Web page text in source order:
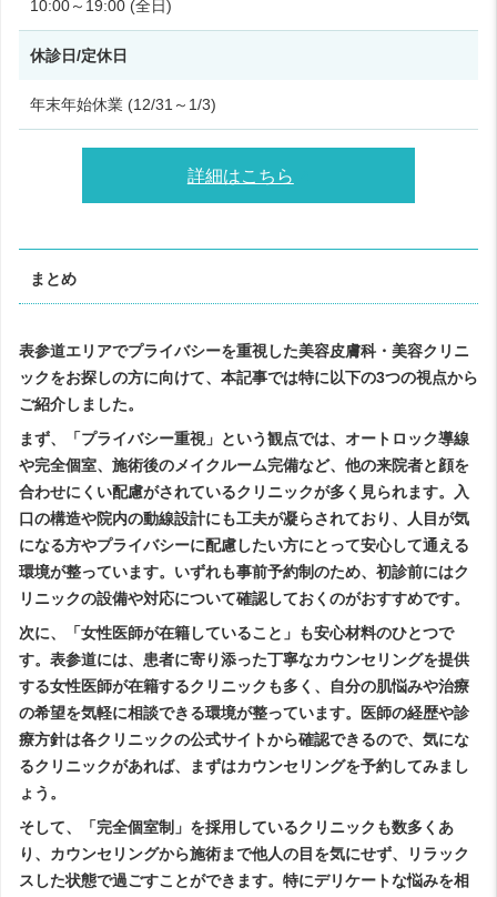
10:00～19:00 (全日)
休診日/定休日
年末年始休業 (12/31～1/3)
詳細はこちら
まとめ
表参道エリアでプライバシーを重視した美容皮膚科・美容クリニ
ックをお探しの方に向けて、本記事では特に以下の3つの視点から
ご紹介しました。
まず、「プライバシー重視」という観点では、オートロック導線
や完全個室、施術後のメイクルーム完備など、他の来院者と顔を
合わせにくい配慮がされているクリニックが多く見られます。入
口の構造や院内の動線設計にも工夫が凝らされており、人目が気
になる方やプライバシーに配慮したい方にとって安心して通える
環境が整っています。いずれも事前予約制のため、初診前にはク
リニックの設備や対応について確認しておくのがおすすめです。
次に、「女性医師が在籍していること」も安心材料のひとつで
す。表参道には、患者に寄り添った丁寧なカウンセリングを提供
する女性医師が在籍するクリニックも多く、自分の肌悩みや治療
の希望を気軽に相談できる環境が整っています。医師の経歴や診
療方針は各クリニックの公式サイトから確認できるので、気にな
るクリニックがあれば、まずはカウンセリングを予約してみまし
ょう。
そして、「完全個室制」を採用しているクリニックも数多くあ
り、カウンセリングから施術まで他人の目を気にせず、リラック
スした状態で過ごすことができます。特にデリケートな悩みを相